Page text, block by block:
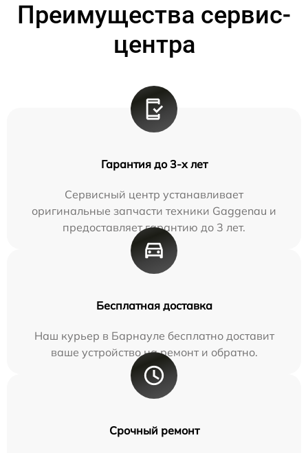
Преимущества сервис-
центра
Гарантия до 3-х лет
Сервисный центр устанавливает
оригинальные запчасти техники Gaggenau и
предоставляет гарантию до 3 лет.
Бесплатная доставка
Наш курьер в Барнауле бесплатно доставит
ваше устройство на ремонт и обратно.
Срочный ремонт